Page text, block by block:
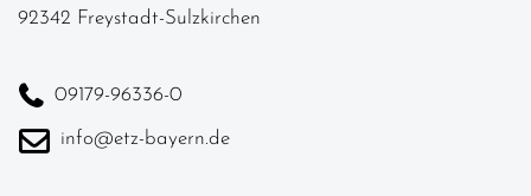
92342 Freystadt-Sulzkirchen
09179-96336-0
info@etz-bayern.de